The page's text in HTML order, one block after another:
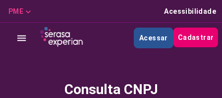
PME Acessibilidade
Acessar Cadastrar
Consulta CNPJ